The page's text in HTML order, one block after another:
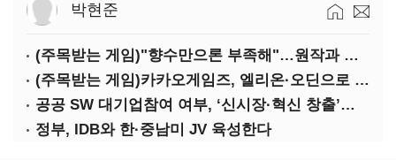
박현준
(주목받는 게임)"향수만으론 부족해"…원작과 차별화 성공한 '리니지M'
(주목받는 게임)카카오게임즈, 엘리온·오딘으로 MMORPG 투트랙 공세
공공 SW 대기업참여 여부, ‘신시장·혁신 창출’도 평가한다
정부, IDB와 한·중남미 JV 육성한다